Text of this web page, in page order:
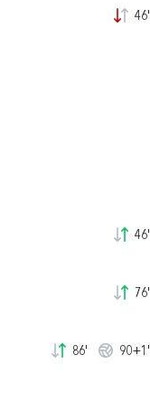
46'
46'
76'
86' 90+1'